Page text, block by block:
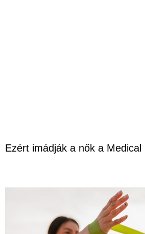
Ezért imádják a nők a Medical